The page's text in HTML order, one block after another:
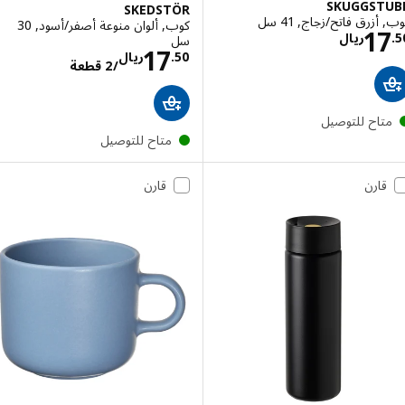
فاتح/زجاج, 41 سل
ريالالاسعار ريال 17.50
للتوصيل
SKEDSTÖR
كوب, ألوان منوعة أصفر/أسود, 30
ريال17 /2 قطعة الاسعار ريال
متاح للتوصيل
قارن قارن